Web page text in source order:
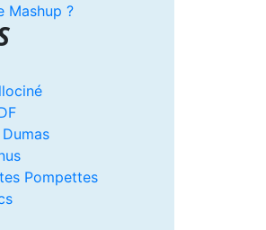
Mashup ?
Pompettes